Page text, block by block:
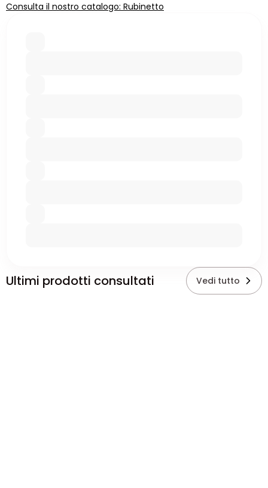
Consulta il nostro catalogo: Rubinetto
Ultimi prodotti consultati Vedi tutto